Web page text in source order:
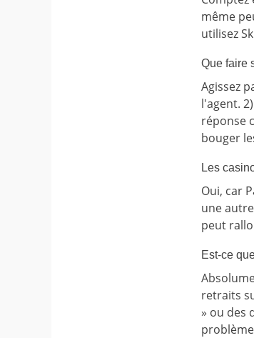
même
utilisez
Que faire
Agissez
l'agent.
réponse
bouger
Les
Oui, car
une
peut
Est-ce
retraits
» ou des